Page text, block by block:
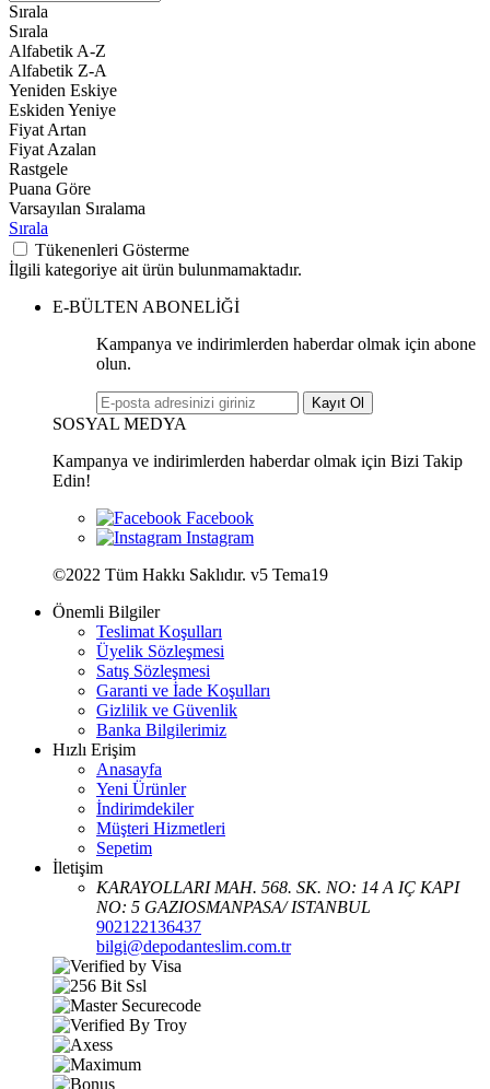
Sırala
Sırala
Alfabetik A-Z
Alfabetik Z-A
Yeniden Eskiye
Eskiden Yeniye
Fiyat Artan
Fiyat Azalan
Rastgele
Puana Göre
Varsayılan Sıralama
Sırala
Tükenenleri Gösterme
İlgili kategoriye ait ürün bulunmamaktadır.
E-BÜLTEN ABONELİĞİ
Kampanya ve indirimlerden haberdar olmak için abone
olun.
Kayıt Ol
SOSYAL MEDYA
Kampanya ve indirimlerden haberdar olmak için Bizi Takip
Edin!
©2022 Tüm Hakkı Saklıdır. v5 Tema19
Önemli Bilgiler
Teslimat Koşulları
Üyelik Sözleşmesi
Satış Sözleşmesi
Garanti ve İade Koşulları
Gizlilik ve Güvenlik
Banka Bilgilerimiz
Hızlı Erişim
Anasayfa
Yeni Ürünler
İndirimdekiler
Müşteri Hizmetleri
Sepetim
İletişim
KARAYOLLARI MAH. 568. SK. NO: 14 A IÇ KAPI
NO: 5 GAZIOSMANPASA/ ISTANBUL
902122136437
bilgi@depodanteslim.com.tr